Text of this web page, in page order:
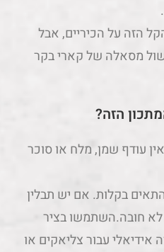
הזה על הכיריים, אבל
מסאלה של קארי בקר
הזה?
עודף שמן, מלח או סוכר
בקלות. אם יש תבלין
חובה.השתמשו בציר
אידיאלי עבור צליאקים או